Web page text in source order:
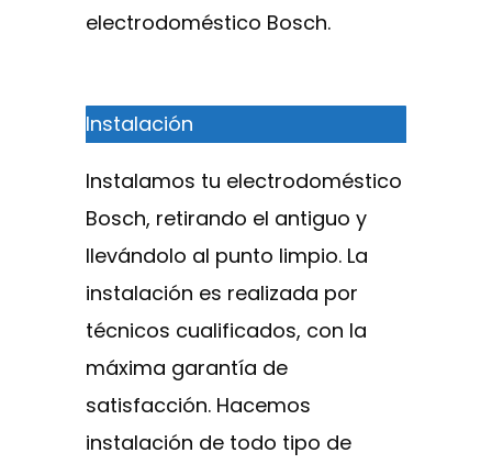
electrodoméstico Bosch.
Instalación
Instalamos tu electrodoméstico
Bosch, retirando el antiguo y
llevándolo al punto limpio. La
instalación es realizada por
técnicos cualificados, con la
máxima garantía de
satisfacción. Hacemos
instalación de todo tipo de